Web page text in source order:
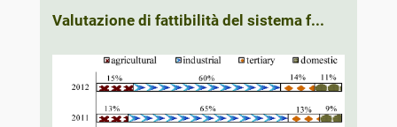
Valutazione di fattibilità del sistema f...